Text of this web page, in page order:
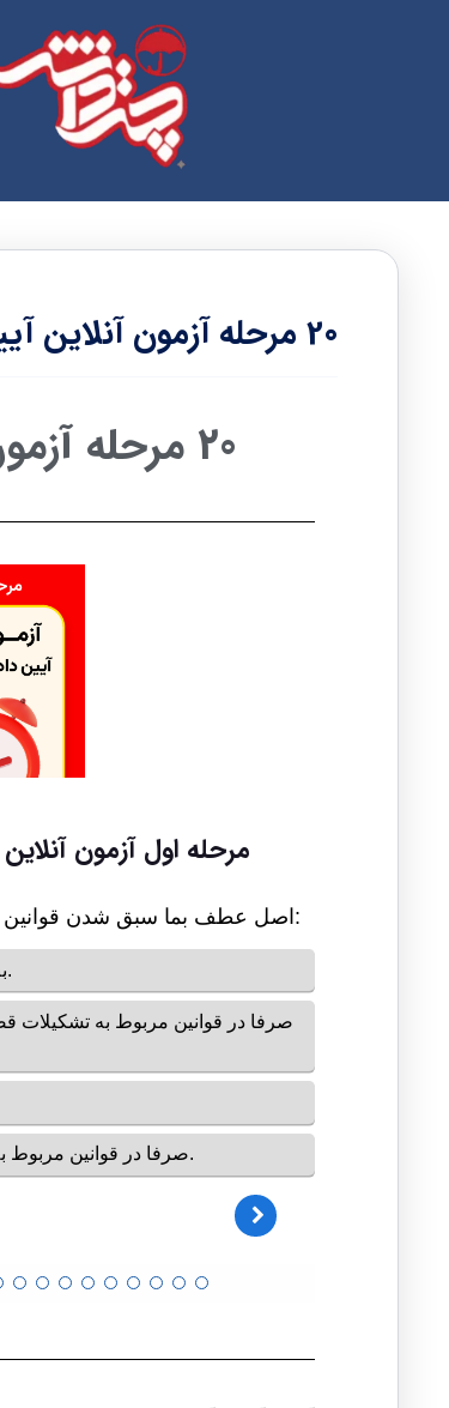
20 مرحله آزمون آنلاین آیین دادرسی کیفری
20 مرحله آزمون آنلاین آیین دادرسی کیفری
مرحله اول آزمون